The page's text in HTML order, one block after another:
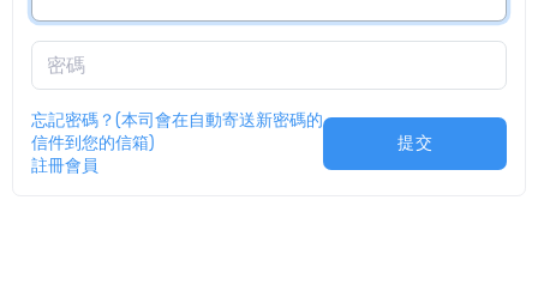
密碼
忘記密碼？(本司會在自動寄送新密碼的
信件到您的信箱)
註冊會員
提交